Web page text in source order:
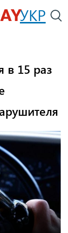
УКР
в 15 раз